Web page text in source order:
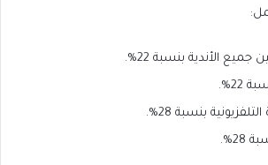
الأندية بنسبة 22%.
22%.
بنسبة 28%.